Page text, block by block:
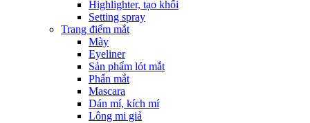
Highlighter, tạo khối
Setting spray
Trang điểm mắt
Mày
Eyeliner
Sản phẩm lót mắt
Phấn mắt
Mascara
Dán mí, kích mí
Lông mi giả